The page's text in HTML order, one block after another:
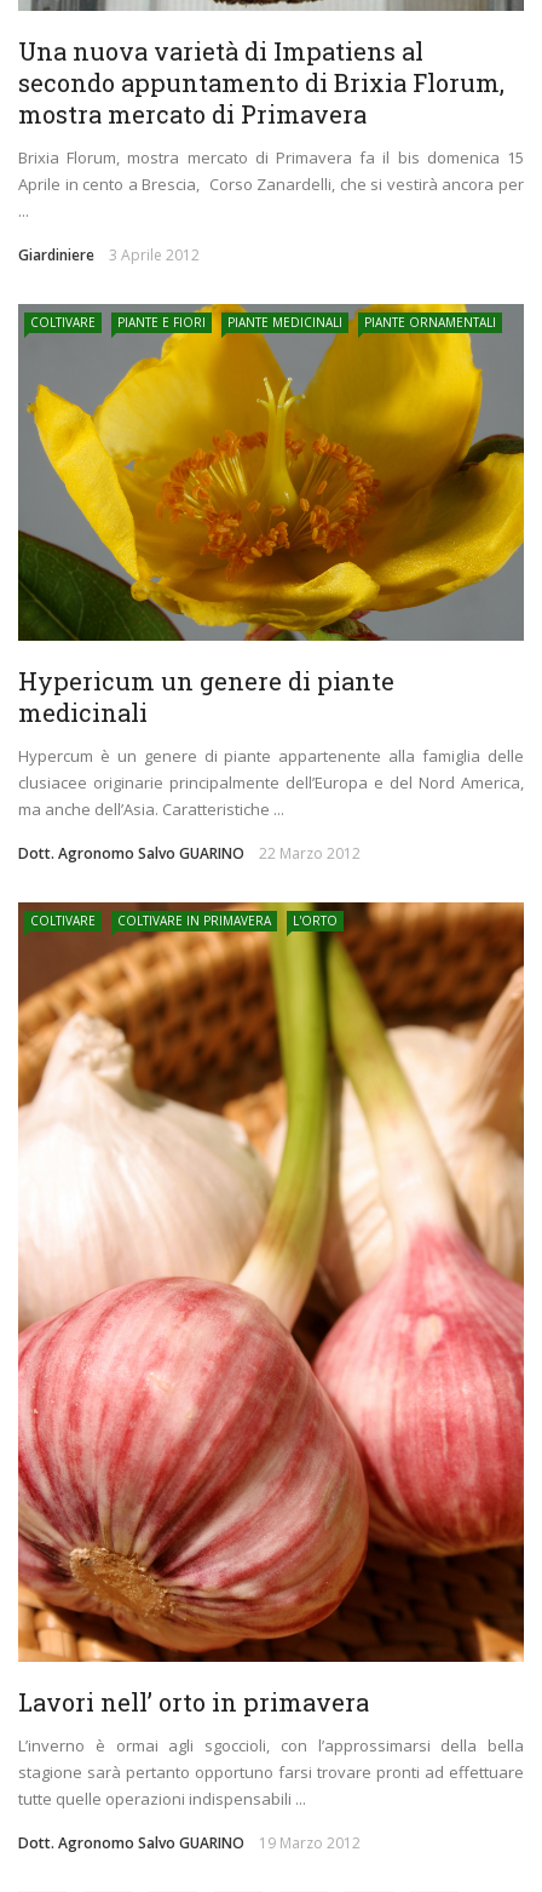
Una nuova varietà di Impatiens al
secondo appuntamento di Brixia Florum,
mostra mercato di Primavera
Brixia Florum, mostra mercato di Primavera fa il bis domenica 15
Aprile in cento a Brescia, Corso Zanardelli, che si vestirà ancora per
...
Giardiniere 3 Aprile 2012
COLTIVARE PIANTE E FIORI PIANTE MEDICINALI PIANTE ORNAMENTALI
Hypericum un genere di piante
medicinali
Hypercum è un genere di piante appartenente alla famiglia delle
clusiacee originarie principalmente dell’Europa e del Nord America,
ma anche dell’Asia. Caratteristiche ...
Dott. Agronomo Salvo GUARINO 22 Marzo 2012
COLTIVARE COLTIVARE IN PRIMAVERA L'ORTO
Lavori nell’ orto in primavera
L’inverno è ormai agli sgoccioli, con l’approssimarsi della bella
stagione sarà pertanto opportuno farsi trovare pronti ad effettuare
tutte quelle operazioni indispensabili ...
Dott. Agronomo Salvo GUARINO 19 Marzo 2012